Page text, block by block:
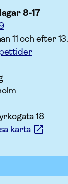
8-17
11 och efter 13.
18
karta